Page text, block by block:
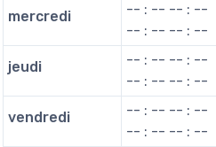
mercredi
-- : -- -- : --
-- : -- -- : --
jeudi
-- : -- -- : --
-- : -- -- : --
vendredi
-- : -- -- : --
-- : -- -- : --